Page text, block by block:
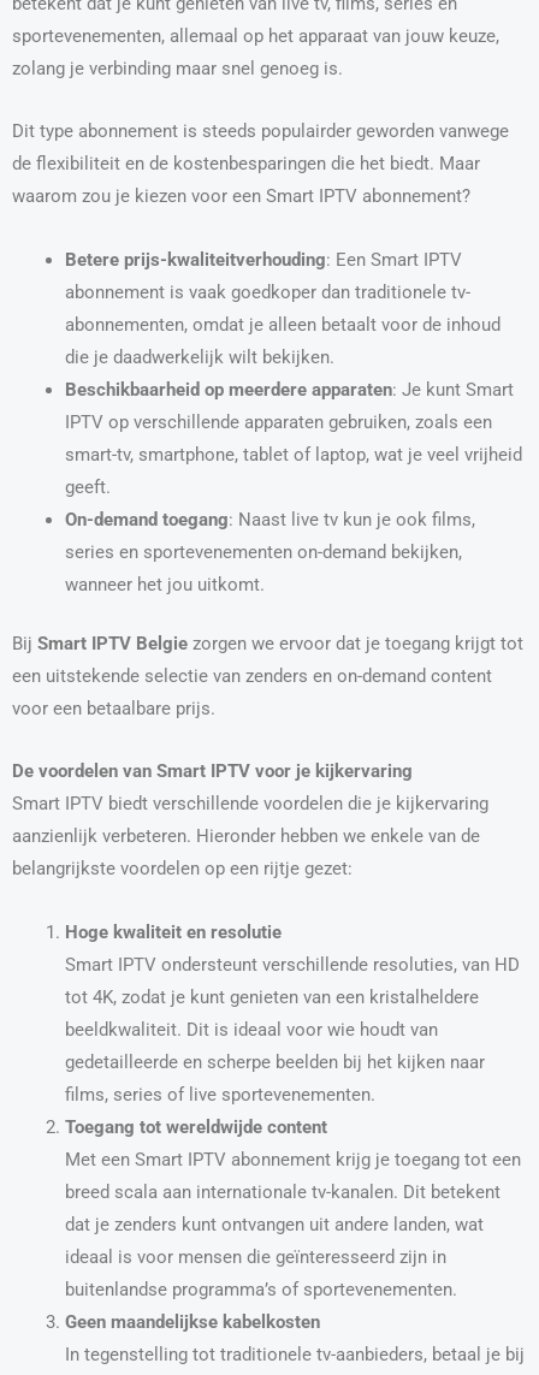
sportevenementen, allemaal op het apparaat van jouw keuze,
zolang je verbinding maar snel genoeg is.
Dit type abonnement is steeds populairder geworden vanwege
de flexibiliteit en de kostenbesparingen die het biedt. Maar
waarom zou je kiezen voor een Smart IPTV abonnement?
Betere prijs-kwaliteitverhouding: Een Smart IPTV
abonnement is vaak goedkoper dan traditionele tv-
abonnementen, omdat je alleen betaalt voor de inhoud
die je daadwerkelijk wilt bekijken.
Beschikbaarheid op meerdere apparaten: Je kunt Smart
IPTV op verschillende apparaten gebruiken, zoals een
smart-tv, smartphone, tablet of laptop, wat je veel vrijheid
geeft.
On-demand toegang: Naast live tv kun je ook films,
series en sportevenementen on-demand bekijken,
wanneer het jou uitkomt.
Bij Smart IPTV Belgie zorgen we ervoor dat je toegang krijgt tot
een uitstekende selectie van zenders en on-demand content
voor een betaalbare prijs.
De voordelen van Smart IPTV voor je kijkervaring
Smart IPTV biedt verschillende voordelen die je kijkervaring
aanzienlijk verbeteren. Hieronder hebben we enkele van de
belangrijkste voordelen op een rijtje gezet:
Hoge kwaliteit en resolutie
Smart IPTV ondersteunt verschillende resoluties, van HD
tot 4K, zodat je kunt genieten van een kristalheldere
beeldkwaliteit. Dit is ideaal voor wie houdt van
gedetailleerde en scherpe beelden bij het kijken naar
films, series of live sportevenementen.
Toegang tot wereldwijde content
Met een Smart IPTV abonnement krijg je toegang tot een
breed scala aan internationale tv-kanalen. Dit betekent
dat je zenders kunt ontvangen uit andere landen, wat
ideaal is voor mensen die geïnteresseerd zijn in
buitenlandse programma’s of sportevenementen.
Geen maandelijkse kabelkosten
In tegenstelling tot traditionele tv-aanbieders, betaal je bij